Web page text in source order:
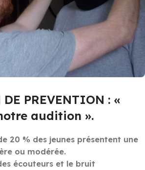
PREVENTION : «
audition ».
20 % des jeunes présentent une
ou modérée.
écouteurs et le bruit